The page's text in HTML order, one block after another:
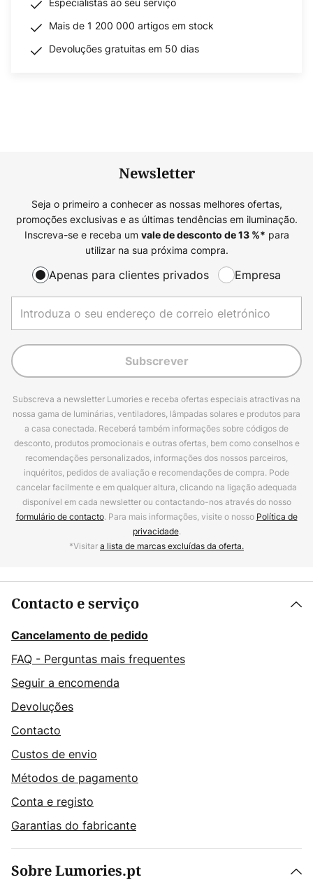
Mais de 1 200 000 artigos em stock
Devoluções gratuitas em 50 dias
Newsletter
Seja o primeiro a conhecer as nossas melhores ofertas,
promoções exclusivas e as últimas tendências em iluminação.
Inscreva-se e receba um vale de desconto de13%* para
utilizar na sua próxima compra.
Apenas para clientes privados Empresa
Subscrever
Subscreva a newsletter Lumories e receba ofertas especiais atractivas na
nossa gama de luminárias, ventiladores, lâmpadas solares e produtos para
a casa conectada. Receberá também informações sobre códigos de
desconto, produtos promocionais e outras ofertas, bem como conselhos e
recomendações personalizados, informações dos nossos parceiros,
inquéritos, pedidos de avaliação e recomendações de compra. Pode
cancelar facilmente e em qualquer altura, clicando na ligação adequada
disponível em cada newsletter ou contactando-nos através do nosso
formulário de contacto. Para mais informações, visite o nosso Política de
privacidade.
*Visitara lista de marcas excluídas da oferta.
Contacto e serviço
Cancelamento de pedido
FAQ - Perguntas mais frequentes
Seguir a encomenda
Devoluções
Contacto
Custos de envio
Métodos de pagamento
Conta e registo
Garantias do fabricante
Sobre Lumories.pt